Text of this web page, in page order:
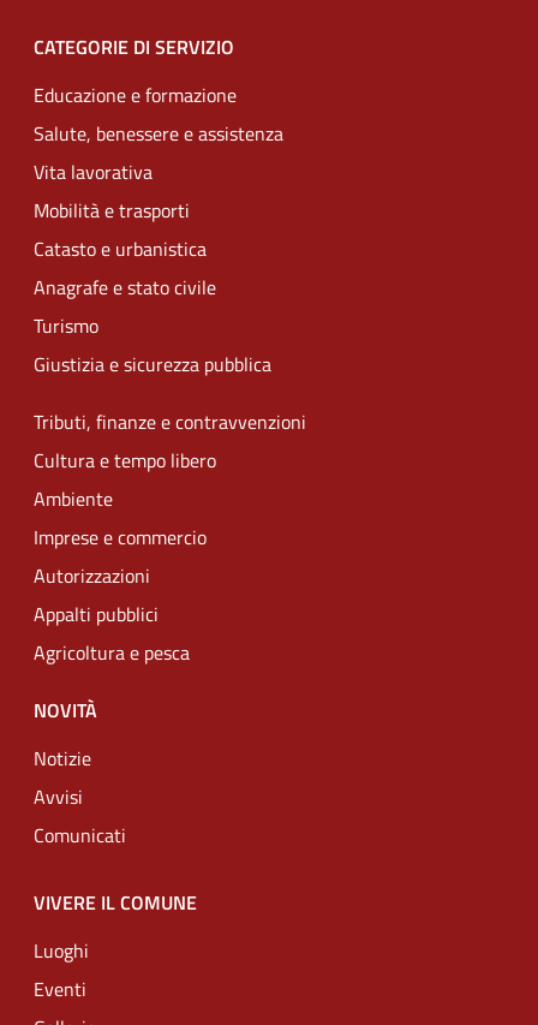
CATEGORIE DI SERVIZIO
Educazione e formazione
Salute, benessere e assistenza
Vita lavorativa
Mobilità e trasporti
Catasto e urbanistica
Anagrafe e stato civile
Turismo
Giustizia e sicurezza pubblica
Tributi, finanze e contravvenzioni
Cultura e tempo libero
Ambiente
Imprese e commercio
Autorizzazioni
Appalti pubblici
Agricoltura e pesca
NOVITÀ
Notizie
Avvisi
Comunicati
VIVERE IL COMUNE
Luoghi
Eventi